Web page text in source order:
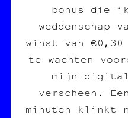
bonus die
weddenschap
winst van
te wachten
mijn
verscheen.
minuten klinkt